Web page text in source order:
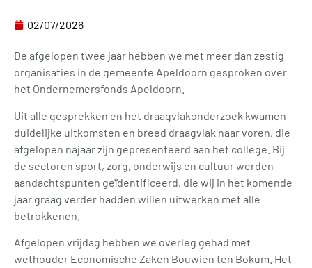
02/07/2026
De afgelopen twee jaar hebben we met meer dan zestig
organisaties in de gemeente Apeldoorn gesproken over
het Ondernemersfonds Apeldoorn.
Uit alle gesprekken en het draagvlakonderzoek kwamen
duidelijke uitkomsten en breed draagvlak naar voren, die
afgelopen najaar zijn gepresenteerd aan het college. Bij
de sectoren sport, zorg, onderwijs en cultuur werden
aandachtspunten geïdentificeerd, die wij in het komende
jaar graag verder hadden willen uitwerken met alle
betrokkenen.
Afgelopen vrijdag hebben we overleg gehad met
wethouder Economische Zaken Bouwien ten Bokum. Het